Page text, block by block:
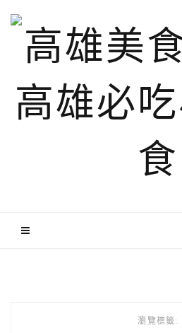
瀏覽標籤: